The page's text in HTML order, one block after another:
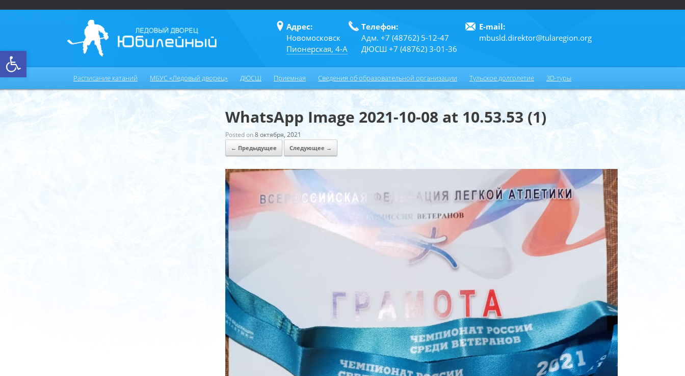
Открыть панель инструментов
Адрес:
Новомосковск
Пионерская, 4-А
Телефон:
Адм. +7 (48762) 5-12-47
ДЮСШ +7 (48762) 3-01-36
E-mail:
mbusld.direktor@tularegion.org
Расписание катаний МБУС «Ледовый дворец» ДЮСШ Приемная Сведения об образовательной организации Тульское долголетие 3D-туры
WhatsApp Image 2021-10-08 at 10.53.53 (1)
Posted on8 октября, 2021
← Предыдущее Следующее →